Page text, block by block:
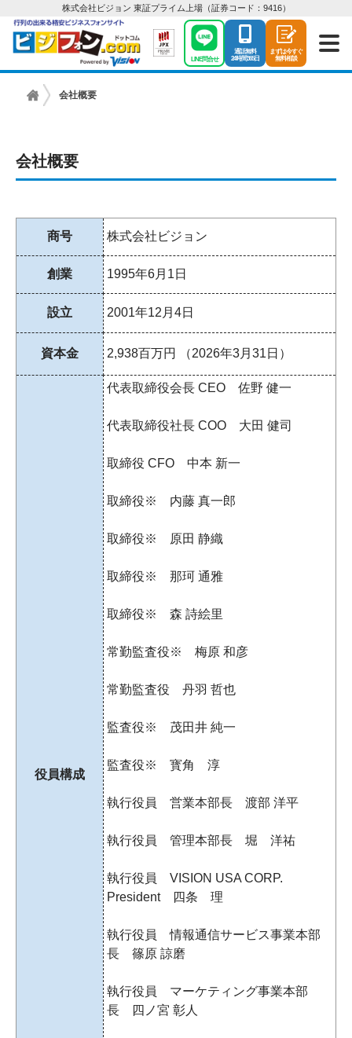
株式会社ビジョン 東証プライム上場（証券コード：9416）
LINE問合せ
通話無料
24時間365日
まずは今すぐ
無料相談
ビ
ス
フ
ン
【ビ
ジ
フ
ォ
ン
ド
ッ
会社概要
会社概要
商号 株式会社ビジョン
創業 1995年6月1日
設立 2001年12月4日
資本金 2,938百万円 （2026年3月31日）
役員構成
代表取締役会長 CEO 佐野 健一
代表取締役社長 COO 大田 健司
取締役 CFO 中本 新一
取締役※ 内藤 真一郎
取締役※ 原田 静織
取締役※ 那珂 通雅
取締役※ 森 詩絵里
常勤監査役※ 梅原 和彦
常勤監査役 丹羽 哲也
監査役※ 茂田井 純一
監査役※ 寳角 淳
執行役員 営業本部長 渡部 洋平
執行役員 管理本部長 堀 洋祐
執行役員 VISION USA CORP.
President 四条 理
執行役員 情報通信サービス事業本部
長 篠原 諒磨
執行役員 マーケティング事業本部
長 四ノ宮 彰人